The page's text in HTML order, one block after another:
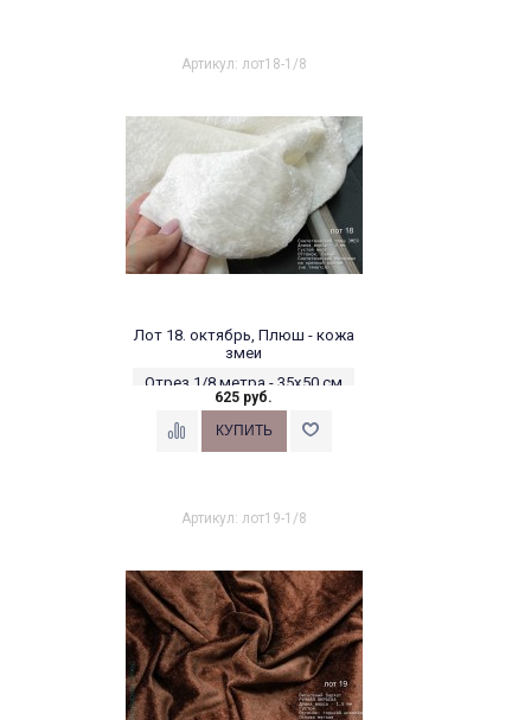
Артикул: лот18-1/8
Лот 18. октябрь, Плюш - кожа
змеи
Отрез 1/8 метра - 35х50 см
625 руб.
Артикул: лот19-1/8